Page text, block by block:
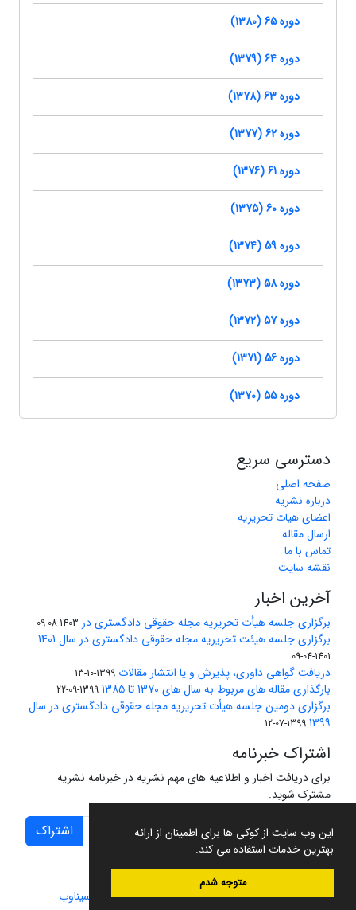
این وب سایت از کوکی ها برای اطمینان از ارائه
بهترین خدمات استفاده می کند.
متوجه شدم
دوره 65 (1380)
دوره 64 (1379)
دوره 63 (1378)
دوره 62 (1377)
دوره 61 (1376)
دوره 60 (1375)
دوره 59 (1374)
دوره 58 (1373)
دوره 57 (1372)
دوره 56 (1371)
دوره 55 (1370)
دسترسی سریع
صفحه اصلی
درباره نشریه
اعضای هیات تحریریه
ارسال مقاله
تماس با ما
نقشه سایت
آخرین اخبار
برگزاری جلسه هیأت تحریریه مجله حقوقی دادگستری در 1403-08-09
برگزاری جلسه هیئت تحریریه مجله حقوقی دادگستری در سال 1401
1401-04-09
دریافت گواهی داوری، پذیرش و یا انتشار مقالات 1399-10-13
بارگذاری مقاله های مربوط به سال های 1370 تا 1385 1399-09-22
برگزاری دومین جلسه هیأت تحریریه مجله حقوقی دادگستری در سال
1399
1399-07-12
اشتراک خبرنامه
برای دریافت اخبار و اطلاعیه های مهم نشریه در خبرنامه نشریه
مشترک شوید.
اشتراک
سامانه مدیریت نشریات علمی.طراحی و پیاده سازی از سیناوب